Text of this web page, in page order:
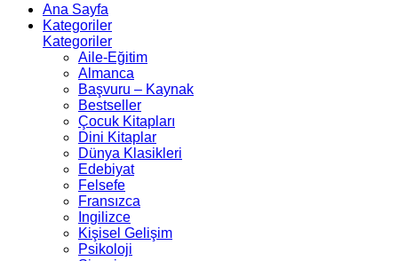
Ana Sayfa
Kategoriler
Kategoriler
Aile-Eğitim
Almanca
Başvuru – Kaynak
Bestseller
Çocuk Kitapları
Dini Kitaplar
Dünya Klasikleri
Edebiyat
Felsefe
Fransızca
Ingilizce
Kişisel Gelişim
Psikoloji